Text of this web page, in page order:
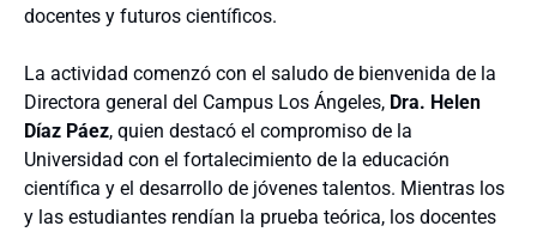
docentes y futuros científicos.
La actividad comenzó con el saludo de bienvenida de la
Directora general del Campus Los Ángeles, Dra. Helen
Díaz Páez, quien destacó el compromiso de la
Universidad con el fortalecimiento de la educación
científica y el desarrollo de jóvenes talentos. Mientras los
y las estudiantes rendían la prueba teórica, los docentes